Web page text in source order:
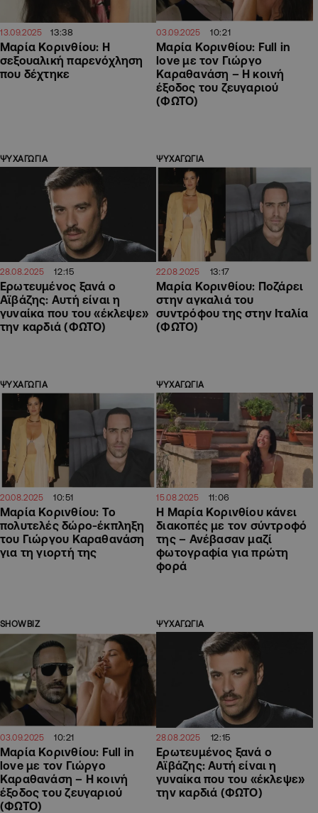
13.09.2025 13:38
Μαρία Κορινθίου: Η
σεξουαλική παρενόχληση
που δέχτηκε
03.09.2025 10:21
Μαρία Κορινθίου: Full in
love με τον Γιώργο
Καραθανάση – Η κοινή
έξοδος του ζευγαριού
(ΦΩΤΟ)
ΨΥΧΑΓΩΓΙΑ
28.08.2025 12:15
Ερωτευμένος ξανά ο
Αϊβάζης: Αυτή είναι η
γυναίκα που του «έκλεψε»
την καρδιά (ΦΩΤΟ)
ΨΥΧΑΓΩΓΙΑ
22.08.2025 13:17
Μαρία Κορινθίου: Ποζάρει
στην αγκαλιά του
συντρόφου της στην Ιταλία
(ΦΩΤΟ)
ΨΥΧΑΓΩΓΙΑ
20.08.2025 10:51
Μαρία Κορινθίου: Το
πολυτελές δώρο-έκπληξη
του Γιώργου Καραθανάση
για τη γιορτή της
ΨΥΧΑΓΩΓΙΑ
15.08.2025 11:06
Η Μαρία Κορινθίου κάνει
διακοπές με τον σύντροφό
της – Ανέβασαν μαζί
φωτογραφία για πρώτη
φορά
SHOWBIZ
03.09.2025 10:21
Μαρία Κορινθίου: Full in
love με τον Γιώργο
Καραθανάση – Η κοινή
έξοδος του ζευγαριού
(ΦΩΤΟ)
ΨΥΧΑΓΩΓΙΑ
28.08.2025 12:15
Ερωτευμένος ξανά ο
Αϊβάζης: Αυτή είναι η
γυναίκα που του «έκλεψε»
την καρδιά (ΦΩΤΟ)